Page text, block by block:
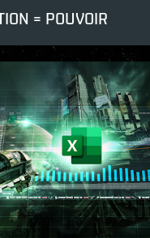
= POUVOIR